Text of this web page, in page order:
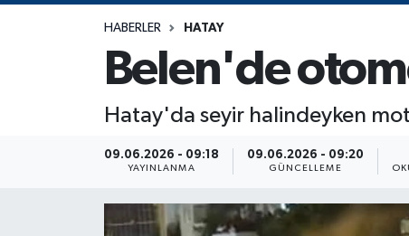
HABERLER HATAY
Belen'de
Hatay'da seyir halindeyken
09.06.2026 - 09:18
YAYINLANMA
09.06.2026 - 09:20
GÜNCELLEME
Bilim Teknoloji
Advertising news
Canlı Maç
Tüm Manşetler
Son Dakika Haberleri
Haber Arşivi